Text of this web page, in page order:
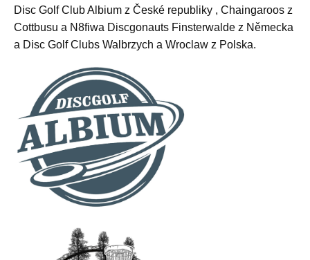
Disc Golf Club Albium z České republiky , Chaingaroos z
Cottbusu a N8fiwa Discgonauts Finsterwalde z Německa
a Disc Golf Clubs Walbrzych a Wroclaw z Polska.